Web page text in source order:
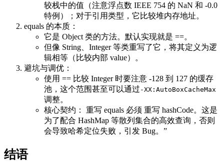
较栈中的值（注意浮点数 IEEE 754 的 NaN 和 -0.0
特例）；对于引用类型，它比较堆内存地址。
equals 的本质：
它是 Object 类的方法。默认实现就是 ==。
但像 String、Integer 等类重写了它，将其定义为逻
辑相等（比较内部 value）。
避坑与调优：
使用 == 比较 Integer 时要注意 -128 到 127 的缓存
池，这个范围甚至可以通过 -XX:AutoBoxCacheMax
调整。
核心契约： 重写 equals 必须 重写 hashCode。这是
为了配合 HashMap 等散列集合的高效查询，否则
会导致哈希定位失败，引发 Bug。”
结语